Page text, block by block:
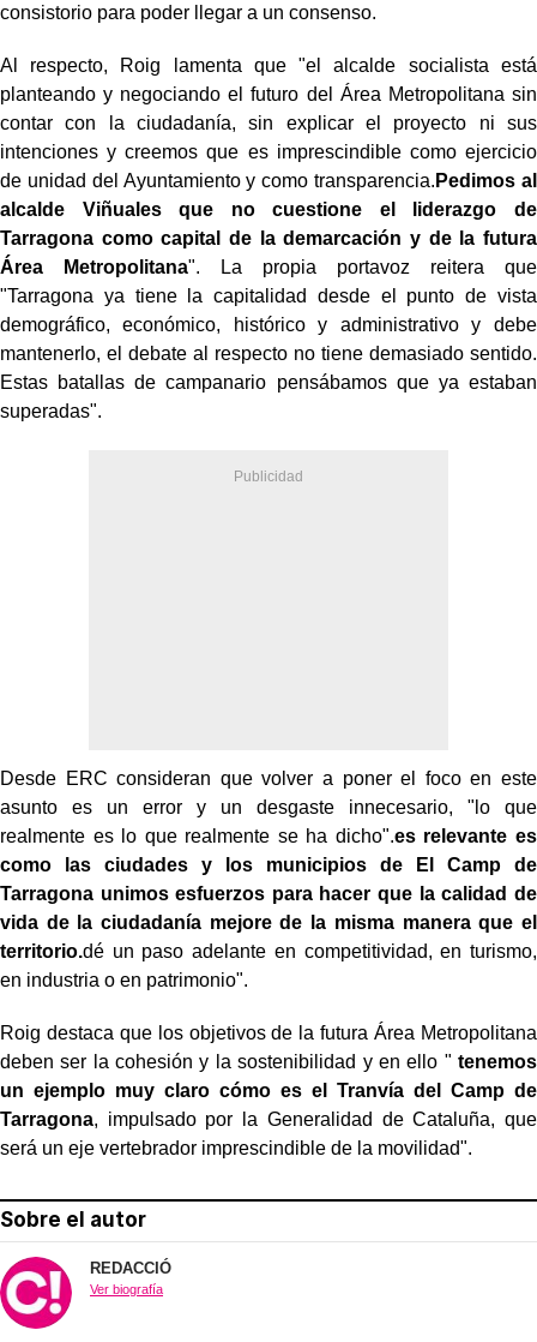
consistorio para poder llegar a un consenso.
Al respecto, Roig lamenta que "el alcalde socialista está
planteando y negociando el futuro del Área Metropolitana sin
contar con la ciudadanía, sin explicar el proyecto ni sus
intenciones y creemos que es imprescindible como ejercicio
de unidad del Ayuntamiento y como transparencia. Pedimos al
alcalde Viñuales que no cuestione el liderazgo de
Tarragona como capital de la demarcación y de la futura
Área Metropolitana". La propia portavoz reitera que
"Tarragona ya tiene la capitalidad desde el punto de vista
demográfico, económico, histórico y administrativo y debe
mantenerlo, el debate al respecto no tiene demasiado sentido.
Estas batallas de campanario pensábamos que ya estaban
superadas".
Desde ERC consideran que volver a poner el foco en este
asunto es un error y un desgaste innecesario, "lo que
realmente es lo que realmente se ha dicho".es relevante es
como las ciudades y los municipios de El Camp de
Tarragona unimos esfuerzos para hacer que la calidad de
vida de la ciudadanía mejore de la misma manera que el
territorio.dé un paso adelante en competitividad, en turismo,
en industria o en patrimonio".
Roig destaca que los objetivos de la futura Área Metropolitana
deben ser la cohesión y la sostenibilidad y en ello " tenemos
un ejemplo muy claro cómo es el Tranvía del Camp de
Tarragona, impulsado por la Generalidad de Cataluña, que
será un eje vertebrador imprescindible de la movilidad".
Sobre el autor
REDACCIÓ
Ver biografía